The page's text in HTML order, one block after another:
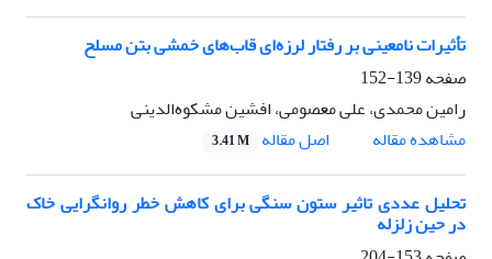
تأثیرات نامعینی بر رفتار لرزه‌ای قاب‌های خمشی بتن مسلح
صفحه139-152
رامین محمدی، علی معصومی، افشین مشکوه‌الدینی
مشاهده مقاله
اصل مقاله 3.41 M
تحلیل عددی تاثیر ستون سنگی برای کاهش خطر روانگرایی خاک
در حین زلزله